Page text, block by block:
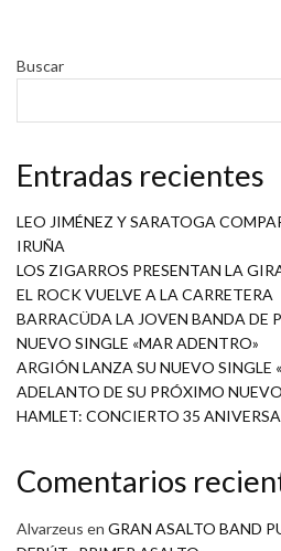
Buscar
Entradas recientes
LEO JIMÉNEZ Y SARATOGA
IRUÑA
LOS ZIGARROS PRESENTAN LA
EL ROCK VUELVE A LA CARRETERA
BARRACÜDA LA JOVEN BANDA DE
NUEVO SINGLE «MAR ADENTRO»
ARGIÓN LANZA SU NUEVO SINGLE
ADELANTO DE SU PRÓXIMO
HAMLET: CONCIERTO 35
Comentarios
Alvarzeus en GRAN ASALTO BAND